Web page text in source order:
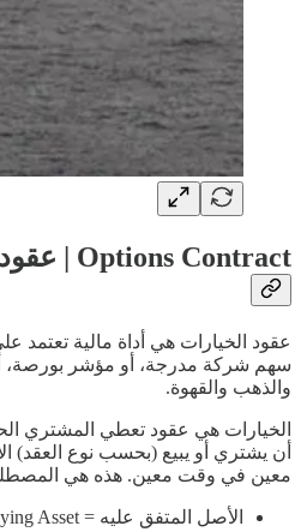
Options Contract | عقود الخيارات
عقود الخيارات هي أداة مالية تعتمد
سهم شركة مدرجة، أو مؤشر بورصة،
والذهب والقهوة.
الخيارات هي عقود تعطي المشتري
أن يشتري أو يبيع (بحسب نوع العقد)
معين في وقت معين. هذه هي
الأصل المتفق عليه = Underlying Asset